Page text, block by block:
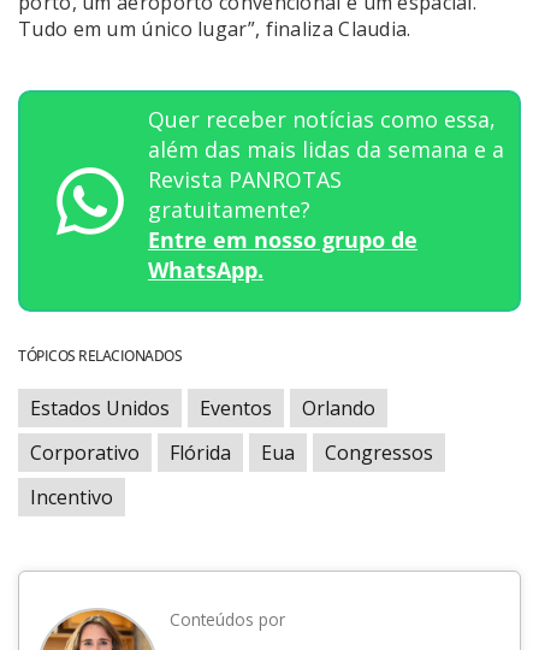
Tudo em um único lugar”, finaliza Claudia.
Quer receber notícias como essa,
além das mais lidas da semana e a
Revista PANROTAS
gratuitamente?
Entre em nosso grupo de
WhatsApp.
TÓPICOS RELACIONADOS
Estados Unidos Eventos
Orlando
Corporativo
Flórida Eua
Congressos
Incentivo
Conteúdos por